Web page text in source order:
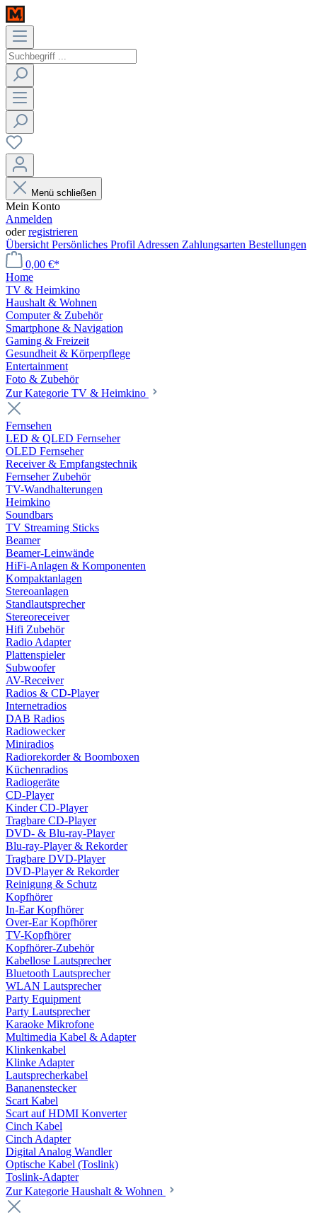
Menü schließen
Mein Konto
Anmelden
oderregistrieren
Übersicht Persönliches Profil Adressen Zahlungsarten Bestellungen
0,00 €*
Home
TV & Heimkino
Haushalt & Wohnen
Computer & Zubehör
Smartphone & Navigation
Gaming & Freizeit
Gesundheit & Körperpflege
Entertainment
Foto & Zubehör
Zur Kategorie TV & Heimkino
Fernsehen
LED & QLED Fernseher
OLED Fernseher
Receiver & Empfangstechnik
Fernseher Zubehör
TV-Wandhalterungen
Heimkino
Soundbars
TV Streaming Sticks
Beamer
Beamer-Leinwände
HiFi-Anlagen & Komponenten
Kompaktanlagen
Stereoanlagen
Standlautsprecher
Stereoreceiver
Hifi Zubehör
Radio Adapter
Plattenspieler
Subwoofer
AV-Receiver
Radios & CD-Player
Internetradios
DAB Radios
Radiowecker
Miniradios
Radiorekorder & Boomboxen
Küchenradios
Radiogeräte
CD-Player
Kinder CD-Player
Tragbare CD-Player
DVD- & Blu-ray-Player
Blu-ray-Player & Rekorder
Tragbare DVD-Player
DVD-Player & Rekorder
Reinigung & Schutz
Kopfhörer
In-Ear Kopfhörer
Over-Ear Kopfhörer
TV-Kopfhörer
Kopfhörer-Zubehör
Kabellose Lautsprecher
Bluetooth Lautsprecher
WLAN Lautsprecher
Party Equipment
Party Lautsprecher
Karaoke Mikrofone
Multimedia Kabel & Adapter
Klinkenkabel
Klinke Adapter
Lautsprecherkabel
Bananenstecker
Scart Kabel
Scart auf HDMI Konverter
Cinch Kabel
Cinch Adapter
Digital Analog Wandler
Optische Kabel (Toslink)
Toslink-Adapter
Zur Kategorie Haushalt & Wohnen